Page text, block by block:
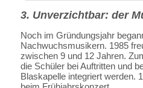
3. Unverzichtbar: der
Noch im Gründungsjahr
Nachwuchsmusikern. 1985
zwischen 9 und 12 Jahren.
die Schüler bei Auftritten und
Blaskapelle integriert werden.